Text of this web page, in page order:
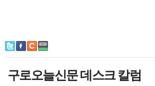
구로오늘신문 데스크 칼럼